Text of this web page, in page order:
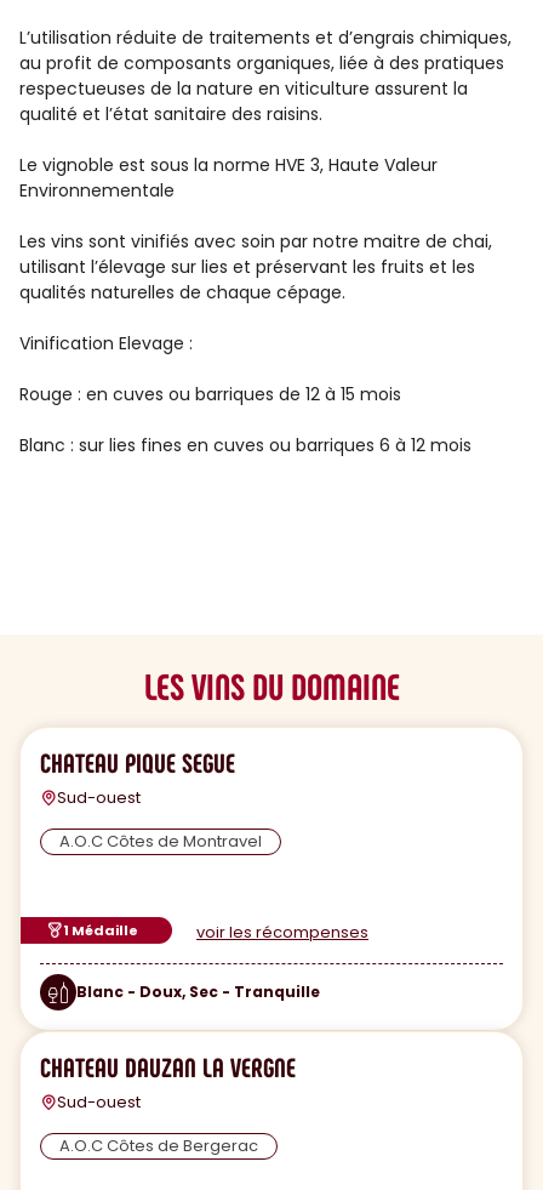
L’utilisation réduite de traitements et d’engrais chimiques,
au profit de composants organiques, liée à des pratiques
respectueuses de la nature en viticulture assurent la
qualité et l’état sanitaire des raisins.
Le vignoble est sous la norme HVE 3, Haute Valeur
Environnementale
Les vins sont vinifiés avec soin par notre maitre de chai,
utilisant l’élevage sur lies et préservant les fruits et les
qualités naturelles de chaque cépage.
Vinification Elevage :
Rouge : en cuves ou barriques de 12 à 15 mois
Blanc : sur lies fines en cuves ou barriques 6 à 12 mois
LES VINS DU DOMAINE
CHATEAU PIQUE SEGUE
Sud-ouest
A.O.C Côtes de Montravel
1 Médaille voir les récompenses
Blanc - Doux, Sec - Tranquille
CHATEAU DAUZAN LA VERGNE
Sud-ouest
A.O.C Côtes de Bergerac